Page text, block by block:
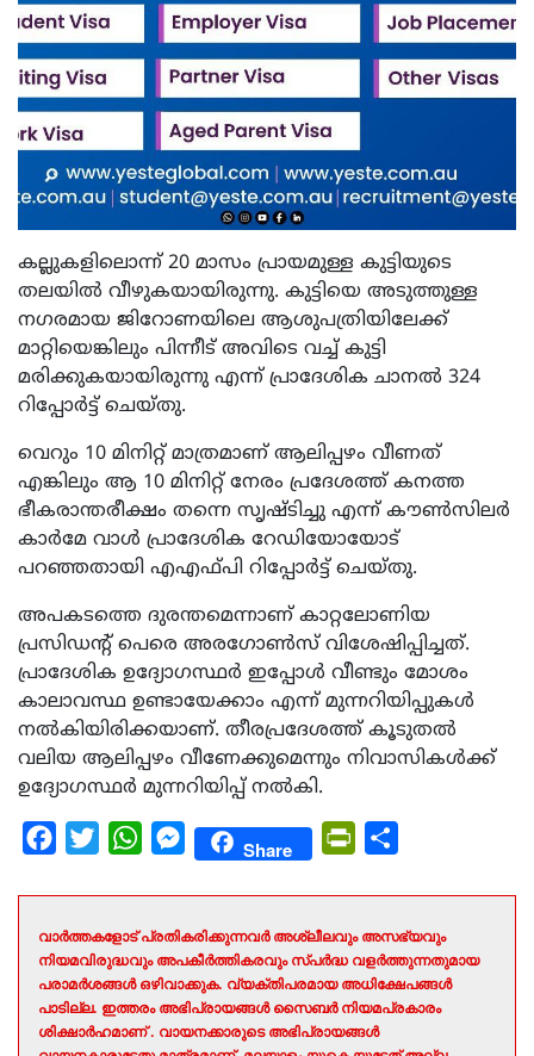
കല്ലുകളിലൊന്ന് 20 മാസം പ്രായമുള്ള കുട്ടിയുടെ
തലയിൽ വീഴുകയായിരുന്നു. കുട്ടിയെ അടുത്തുള്ള
നഗരമായ ജിറോണയിലെ ആശുപത്രിയിലേക്ക്
മാറ്റിയെങ്കിലും പിന്നീട് അവിടെ വച്ച് കുട്ടി
മരിക്കുകയായിരുന്നു എന്ന് പ്രാദേശിക ചാനൽ 324
റിപ്പോർട്ട് ചെയ്തു.
വെറും 10 മിനിറ്റ് മാത്രമാണ് ആലിപ്പഴം വീണത്
എങ്കിലും ആ 10 മിനിറ്റ് നേരം പ്രദേശത്ത് കനത്ത
ഭീകരാന്തരീക്ഷം തന്നെ സൃഷ്ടിച്ചു എന്ന് കൗൺസിലർ
കാർമേ വാൾ പ്രാദേശിക റേഡിയോയോട്
പറഞ്ഞതായി എഎഫ്‍പി റിപ്പോർട്ട് ചെയ്തു.
അപകടത്തെ ദുരന്തമെന്നാണ് കാറ്റലോണിയ
പ്രസിഡന്റ് പെരെ അരഗോൺസ് വിശേഷിപ്പിച്ചത്.
പ്രാദേശിക ഉദ്യോഗസ്ഥർ ഇപ്പോൾ വീണ്ടും മോശം
കാലാവസ്ഥ ഉണ്ടായേക്കാം എന്ന് മുന്നറിയിപ്പുകൾ
നൽകിയിരിക്കയാണ്. തീരപ്രദേശത്ത് കൂടുതൽ
വലിയ ആലിപ്പഴം വീണേക്കുമെന്നും നിവാസികൾക്ക്
ഉദ്യോ​ഗസ്ഥർ മുന്നറിയിപ്പ് നൽകി.
Facebook
Twitter WhatsAppMessengerShare PrintFriendly
വാർത്തകളോട് പ്രതികരിക്കുന്നവർ അശ്ലീലവും അസഭ്യവും
നിയമവിരുദ്ധവും അപകീർത്തികരവും സ്പർദ്ധ വളർത്തുന്നതുമായ
പരാമർശങ്ങൾ ഒഴിവാക്കുക. വ്യക്തിപരമായ അധിക്ഷേപങ്ങൾ
പാടില്ല. ഇത്തരം അഭിപ്രായങ്ങൾ സൈബർ നിയമപ്രകാരം
ശിക്ഷാർഹമാണ് . വായനക്കാരുടെ അഭിപ്രായങ്ങൾ